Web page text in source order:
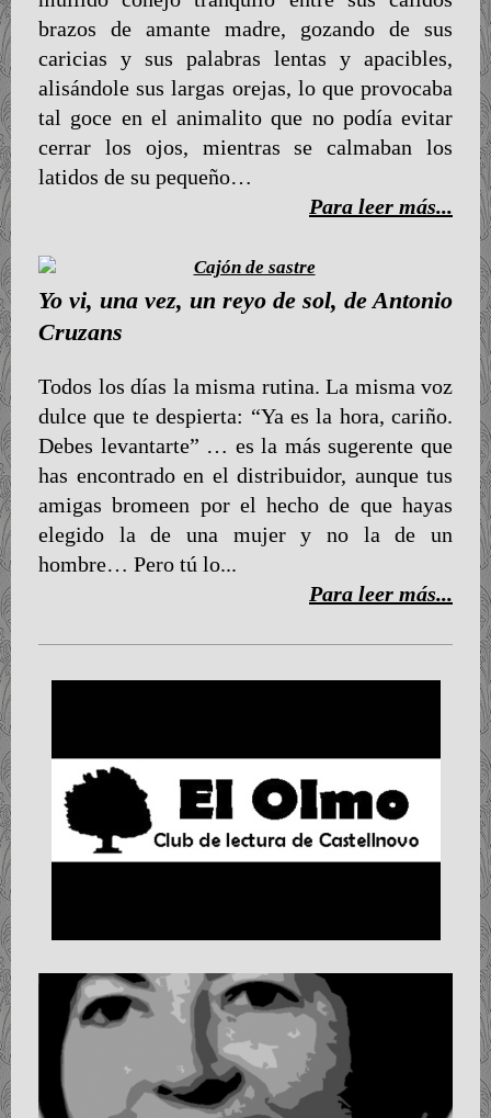
brazos de amante madre, gozando de sus
caricias y sus palabras lentas y apacibles,
alisándole sus largas orejas, lo que provocaba
tal goce en el animalito que no podía evitar
cerrar los ojos, mientras se calmaban los
latidos de su pequeño…
Para leer más...
Yo vi, una vez, un reyo de sol, de Antonio
Cruzans
Todos los días la misma rutina. La misma voz
dulce que te despierta: “Ya es la hora, cariño.
Debes levantarte” … es la más sugerente que
has encontrado en el distribuidor, aunque tus
amigas bromeen por el hecho de que hayas
elegido la de una mujer y no la de un
hombre… Pero tú lo...
Para leer más...